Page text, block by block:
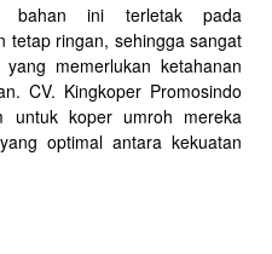
bahan ini terletak pada
tetap ringan, sehingga sangat
memerlukan ketahanan
CV. Kingkoper Promosindo
untuk koper umroh mereka
optimal antara kekuatan